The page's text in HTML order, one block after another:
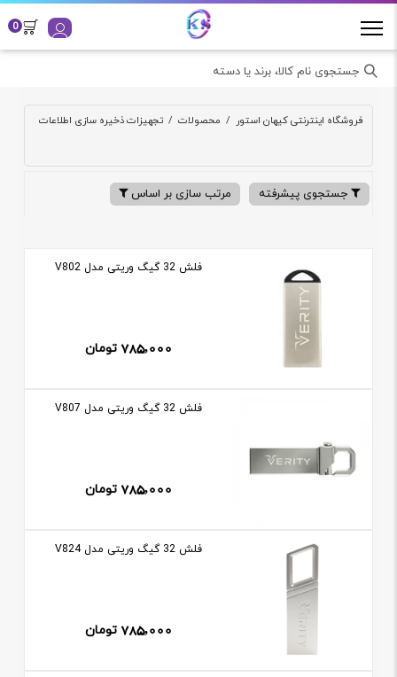
0
جستجوی نام کالا، برند یا دسته
فروشگاه اینترنتی کیهان استور / محصولات/ تجهیزات ذخیره سازی اطلاعات
جستجوی پیشرفته مرتب سازی بر اساس
فلش 32 گيگ وريتی مدل V802
785,000 تومان
فلش 32 گيگ وريتی مدل V807
785,000 تومان
فلش 32 گيگ وريتی مدل V824
785,000 تومان